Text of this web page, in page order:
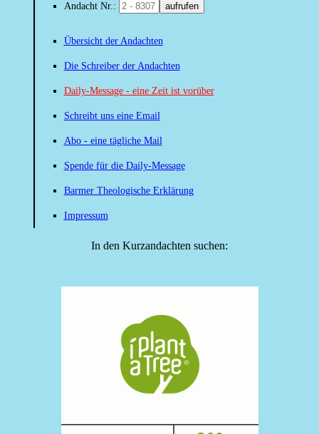
Andacht Nr.: aufrufen
Übersicht der Andachten
Die Schreiber der Andachten
Daily-Message - eine Zeit ist vorüber
Schreibt uns eine Email
Abo - eine tägliche Mail
Spende für die Daily-Message
Barmer Theologische Erklärung
Impressum
In den Kurzandachten suchen: